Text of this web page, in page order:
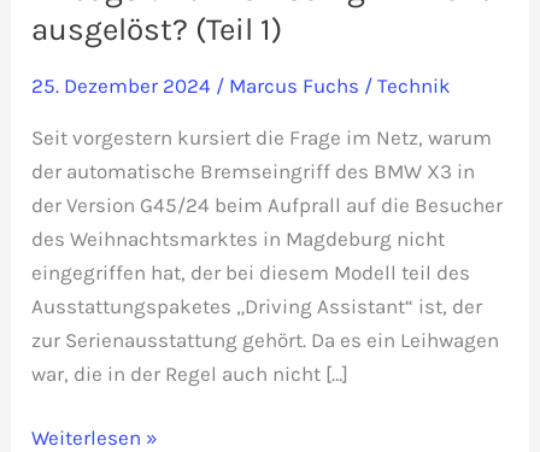
ausgelöst? (Teil 1)
25. Dezember 2024 / Marcus Fuchs /Technik
Seit vorgestern kursiert die Frage im Netz, warum
der automatische Bremseingriff des BMW X3 in
der Version G45/24 beim Aufprall auf die Besucher
des Weihnachtsmarktes in Magdeburg nicht
eingegriffen hat, der bei diesem Modell teil des
Ausstattungspaketes „Driving Assistant“ ist, der
zur Serienausstattung gehört. Da es ein Leihwagen
war, die in der Regel auch nicht […]
Magdeburg:
Weiterlesen »